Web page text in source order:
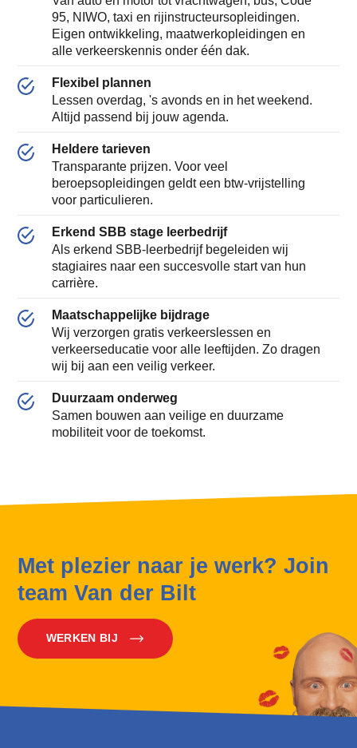
95, NIWO, taxi en rijinstructeursopleidingen.
Eigen ontwikkeling, maatwerkopleidingen en
alle verkeerskennis onder één dak.
Flexibel plannen
Lessen overdag, 's avonds en in het weekend.
Altijd passend bij jouw agenda.
Heldere tarieven
Transparante prijzen. Voor veel
beroepsopleidingen geldt een btw-vrijstelling
voor particulieren.
Erkend SBB stage leerbedrijf
Als erkend SBB-leerbedrijf begeleiden wij
stagiaires naar een succesvolle start van hun
carrière.
Maatschappelijke bijdrage
Wij verzorgen gratis verkeerslessen en
verkeerseducatie voor alle leeftijden. Zo dragen
wij bij aan een veilig verkeer.
Duurzaam onderweg
Samen bouwen aan veilige en duurzame
mobiliteit voor de toekomst.
Met plezier naar je werk? Join
team Van der Bilt
WERKEN BIJ